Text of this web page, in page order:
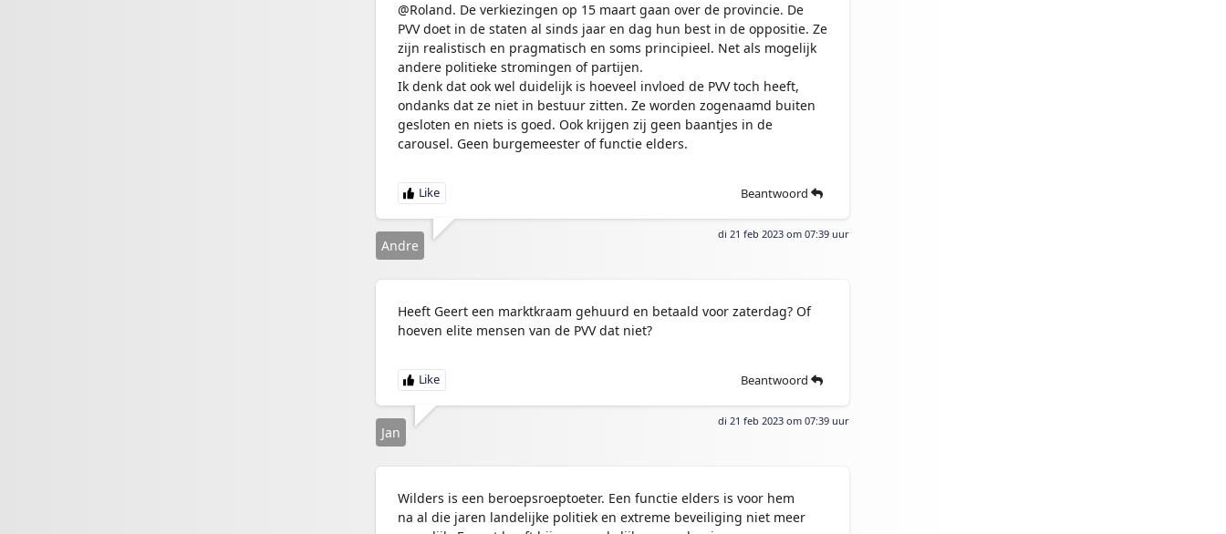
@Roland. De verkiezingen op 15 maart gaan over de provincie. De
PVV doet in de staten al sinds jaar en dag hun best in de oppositie. Ze
zijn realistisch en pragmatisch en soms principieel. Net als mogelijk
andere politieke stromingen of partijen.
Ik denk dat ook wel duidelijk is hoeveel invloed de PVV toch heeft,
ondanks dat ze niet in bestuur zitten. Ze worden zogenaamd buiten
gesloten en niets is goed. Ook krijgen zij geen baantjes in de
carousel. Geen burgemeester of functie elders.
Beantwoord
di 21 feb 2023 om 07:39 uur
Andre
Heeft Geert een marktkraam gehuurd en betaald voor zaterdag? Of
hoeven elite mensen van de PVV dat niet?
Beantwoord
di 21 feb 2023 om 07:39 uur
Jan
Wilders is een beroepsroeptoeter. Een functie elders is voor hem
na al die jaren landelijke politiek en extreme beveiliging niet meer